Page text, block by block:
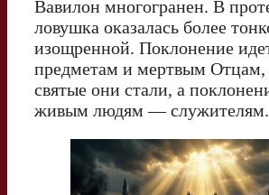
Вавилон многогранен. В
ловушка оказалась более
изощренной. Поклонение
предметам и мертвым Отцам,
святые они стали, а
живым людям — служителям.